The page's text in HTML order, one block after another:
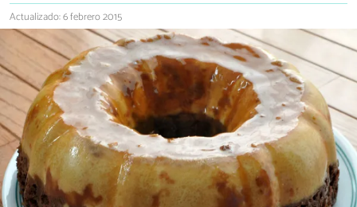
Actualizado: 6 febrero 2015